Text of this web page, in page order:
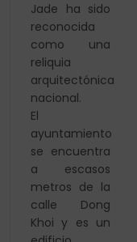
Jade ha sido
reconocida
como una
reliquia
arquitectónica
nacional.
El
ayuntamiento
se encuentra
a escasos
metros de la
calle Dong
Khoi y es un